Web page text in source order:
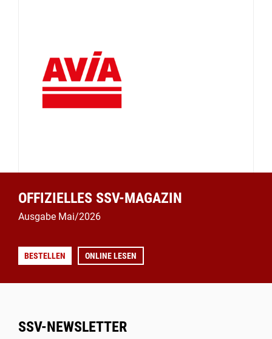
OFFIZIELLES SSV-MAGAZIN
Ausgabe Mai/2026
BESTELLEN ONLINE LESEN
SSV-NEWSLETTER